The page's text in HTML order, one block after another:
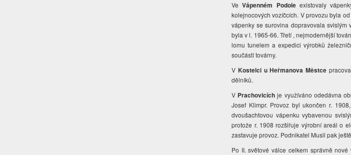
VeVápenném Podoleexistovaly
kolejnocových vozíčcích. V provozu byla
vápenky se surovina dopravovala svislým
byla v l. 1965-66. Třetí , nejmodernější
lomu tunelem a expedici výrobků
součástí továrny.
V Kostelci u Heřmanova Městce
dělníků.
V Prachovicích je využíváno odedávna
Josef Klimpr. Provoz byl ukončen r.
dvoušachtovou vápenku vybavenou
protože r. 1908 rozšiřuje výrobní areál o
zastavuje provoz. Podnikatel Musil pak
Po II. světové válce celkem správně